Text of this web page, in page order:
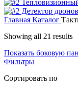
Главная Каталог
Showing all 21 results
Показать боковую
Фильтры
Сортировать по